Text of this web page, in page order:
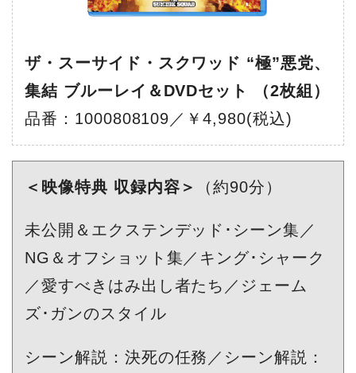
ザ・スーサイド・スクワッド “極”悪党、
集結 ブルーレイ＆DVDセット （2枚組）
品番：1000808109／￥4,980(税込)
＜映像特典 収録内容＞ （約90分）
未公開＆エクステンデッド･シーン集／
NG＆オフショット集／キング･シャーク
／愛すべきはみ出し者たち／ジェーム
ズ･ガンのスタイル
シーン解説：決死の任務／シーン解説：